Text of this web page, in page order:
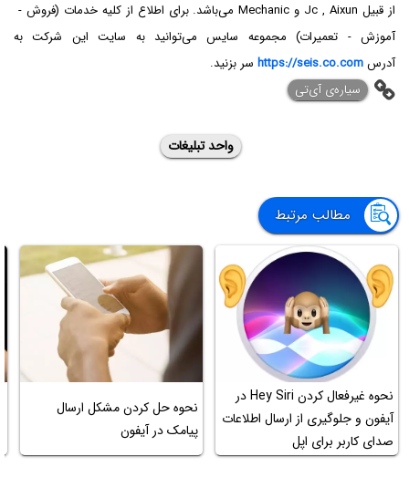
از قبیل Jc , Aixun و Mechanic می‌باشد. برای اطلاع از کلیه خدمات (فروش -
آموزش - تعمیرات) مجموعه سایس می‌توانید به سایت این شرکت به
آدرسhttps://seis.co.com سر بزنید.
‌سیاره‌ی آی‌تی
واحد تبلیغات
مطالب مرتبط
نحوه غیرفعال کردن Hey Siri در
آیفون و جلوگیری از ارسال اطلاعات
صدای کاربر برای اپل
نحوه حل کردن مشکل ارسال
پیامک در آیفون